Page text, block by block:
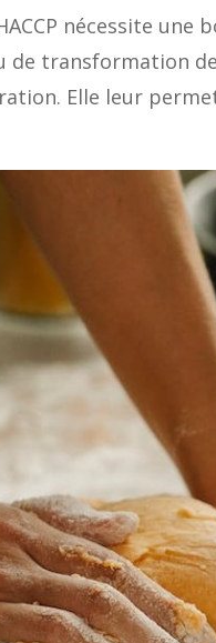
nécessite
de transformation
Elle leur